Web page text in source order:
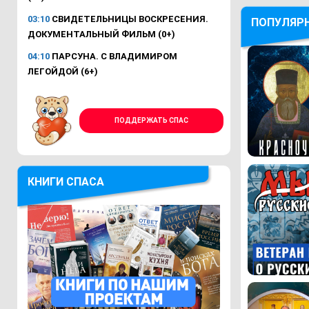
03:10 СВИДЕТЕЛЬНИЦЫ ВОСКРЕСЕНИЯ.
ДОКУМЕНТАЛЬНЫЙ ФИЛЬМ (0+)
04:10 ПАРСУНА. С ВЛАДИМИРОМ
ЛЕГОЙДОЙ (6+)
ПОДДЕРЖАТЬ СПАС
КНИГИ СПАСА